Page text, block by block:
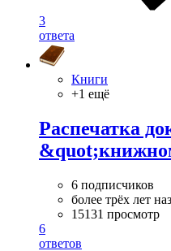
3
ответа
Книги
+1 ещё
Распечатка
6 подписчиков
более трёх лет
15131 просмотр
6
ответов